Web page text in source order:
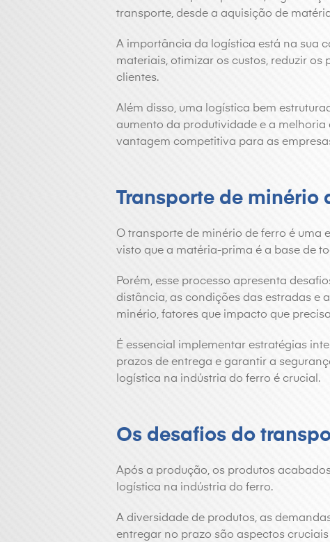
transporte, desde a aquisição de
A importância da logística está na sua
materiais, otimizar os custos, reduzir
clientes.
Além disso, uma logística bem
aumento da produtividade e a
vantagem competitiva para as
Transporte de minério
O transporte de minério de ferro é uma
visto que a matéria-prima é a base de
Porém, esse processo apresenta
distância, as condições das estradas e
minério, fatores que impacto que
É essencial implementar estratégias
prazos de entrega e garantir a
logística na indústria do ferro é crucial.
Os desafios do
Após a produção, os produtos
logística na indústria do ferro.
A diversidade de produtos, as
entregar no prazo são aspectos